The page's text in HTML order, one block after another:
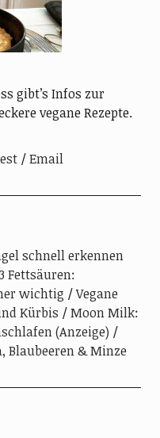
gibt’s Infos zur
vegane Rezepte.
Email
schnell erkennen
Fettsäuren:
wichtig
Vegane
Kürbis
Moon Milk:
(Anzeige)
Blaubeeren & Minze